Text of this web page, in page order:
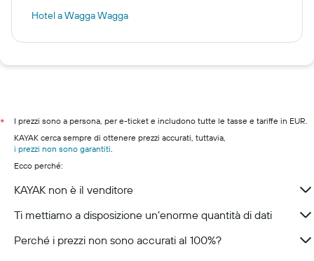
Hotel a Wagga Wagga
*
I prezzi sono a persona, per e-ticket e includono tutte le tasse e tariffe in EUR.
KAYAK cerca sempre di ottenere prezzi accurati, tuttavia,
i prezzi non sono garantiti.
Ecco perché:
KAYAK non è il venditore
Ti mettiamo a disposizione un’enorme quantità di dati
Perché i prezzi non sono accurati al 100%?